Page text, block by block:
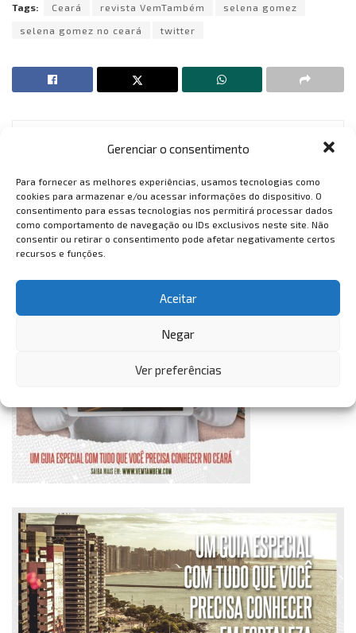
Gerenciar o consentimento
Para fornecer as melhores experiências, usamos tecnologias como
cookies para armazenar e/ou acessar informações do dispositivo. O
consentimento para essas tecnologias nos permitirá processar dados
como comportamento de navegação ou IDs exclusivos neste site. Não
consentir ou retirar o consentimento pode afetar negativamente certos
recursos e funções.
Aceitar
Negar
Ver preferências
Tags: Ceará revista VemTambém selena gomez
selena gomez no ceará twitter
VemTambém
VemTambém